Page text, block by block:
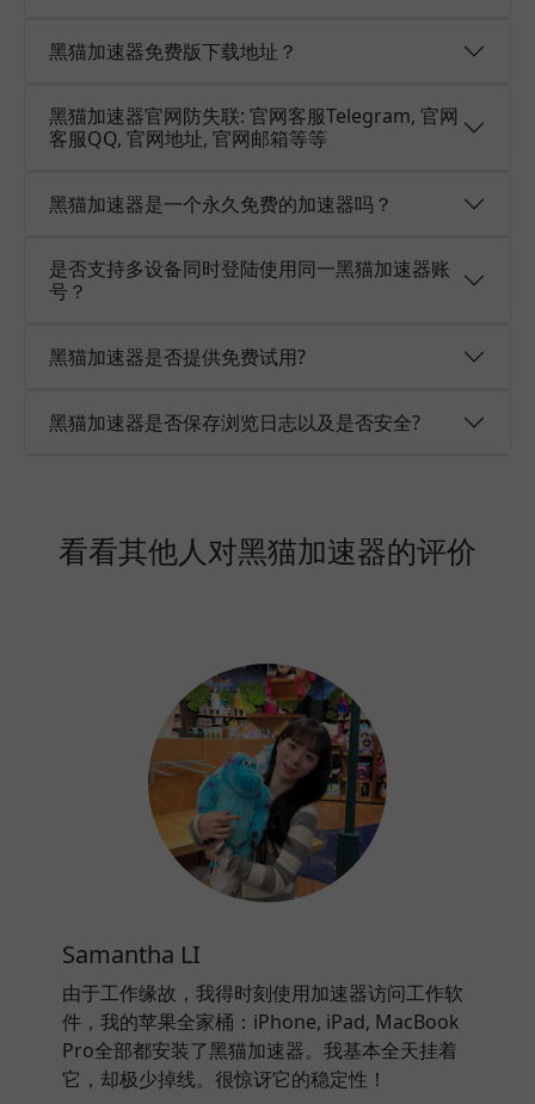
黑猫加速器免费版下载地址？
黑猫加速器官网防失联: 官网客服Telegram, 官网
客服QQ, 官网地址, 官网邮箱等等
黑猫加速器是一个永久免费的加速器吗？
是否支持多设备同时登陆使用同一黑猫加速器账
号？
黑猫加速器是否提供免费试用?
黑猫加速器是否保存浏览日志以及是否安全?
看看其他人对黑猫加速器的评价
Samantha LI
由于工作缘故，我得时刻使用加速器访问工作软
件，我的苹果全家桶：iPhone, iPad, MacBook
Pro全部都安装了黑猫加速器。我基本全天挂着
它，却极少掉线。很惊讶它的稳定性！